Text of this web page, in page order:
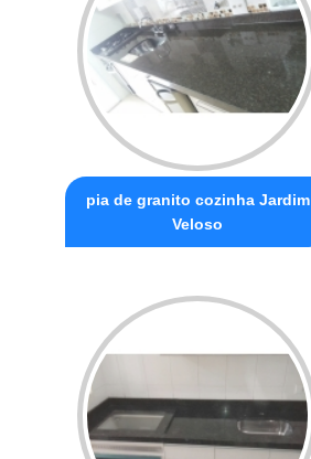
pia de granito cozinha Jardim
Veloso